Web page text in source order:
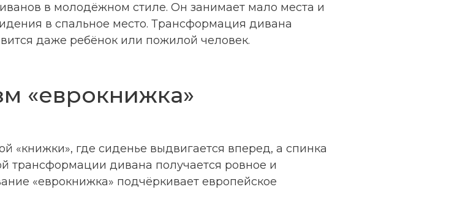
в молодёжном стиле. Он занимает мало места и
в спальное место. Трансформация дивана
даже ребёнок или пожилой человек.
«еврокнижка»
«книжки», где сиденье выдвигается вперед, а спинка
трансформации дивана получается ровное и
«еврокнижка» подчёркивает европейское